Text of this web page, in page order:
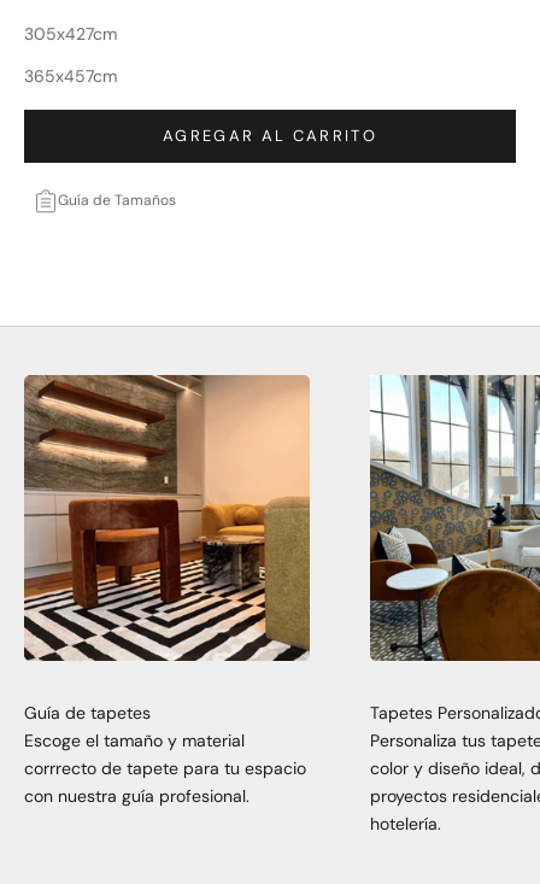
305x427cm
365x457cm
AGREGAR AL CARRITO
Guía de Tamaños
Guía de tapetes
Escoge el tamaño y material
corrrecto de tapete para tu espacio
con nuestra guía profesional.
Tapetes
Personaliza tus
color y diseño ideal,
proyectos
hotelería.